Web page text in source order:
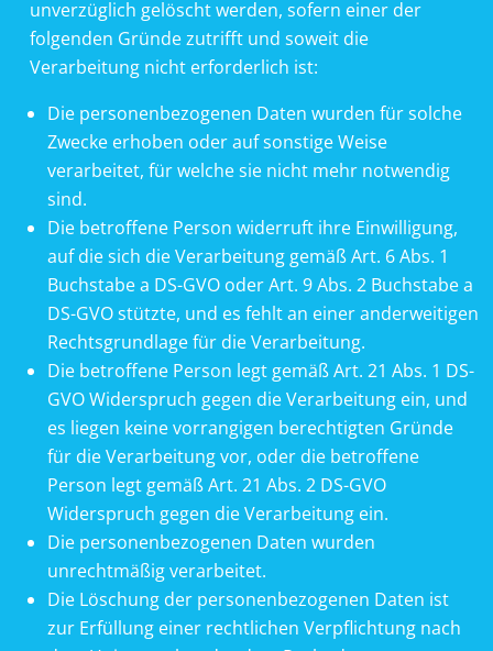
unverzüglich gelöscht werden, sofern einer der
folgenden Gründe zutrifft und soweit die
Verarbeitung nicht erforderlich ist:
Die personenbezogenen Daten wurden für solche
Zwecke erhoben oder auf sonstige Weise
verarbeitet, für welche sie nicht mehr notwendig
sind.
Die betroffene Person widerruft ihre Einwilligung,
auf die sich die Verarbeitung gemäß Art. 6 Abs. 1
Buchstabe a DS-GVO oder Art. 9 Abs. 2 Buchstabe a
DS-GVO stützte, und es fehlt an einer anderweitigen
Rechtsgrundlage für die Verarbeitung.
Die betroffene Person legt gemäß Art. 21 Abs. 1 DS-
GVO Widerspruch gegen die Verarbeitung ein, und
es liegen keine vorrangigen berechtigten Gründe
für die Verarbeitung vor, oder die betroffene
Person legt gemäß Art. 21 Abs. 2 DS-GVO
Widerspruch gegen die Verarbeitung ein.
Die personenbezogenen Daten wurden
unrechtmäßig verarbeitet.
Die Löschung der personenbezogenen Daten ist
zur Erfüllung einer rechtlichen Verpflichtung nach